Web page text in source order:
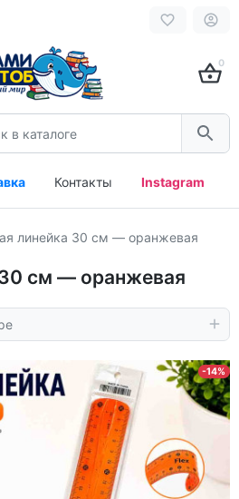
0
Контакты Instagram
линейка 30 см — оранжевая
см — оранжевая
-14%